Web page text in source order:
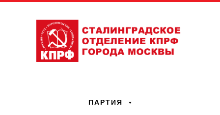
ПАРТИЯ